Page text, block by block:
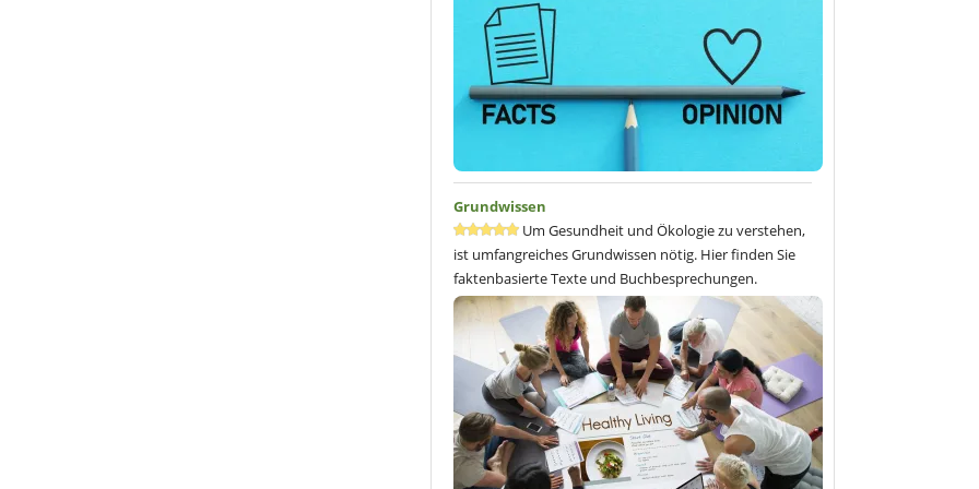
Vegane Hausmannskost
glutenfrei
Vegane Versuchung: Soja- und glutenfrei
Regionale Winterküche - Soja- und weizenfrei, vegan
sowohl beimUlmer Verlag Amazon erhältlich.
Buchbesprechung von Dr. med. vet. Inke Weissenborn
Grundwissen
Um Gesundheit und Ökologie zu verstehen,
ist umfangreiches Grundwissen nötig. Hier finden Sie
faktenbasierte Texte und Buchbesprechungen.